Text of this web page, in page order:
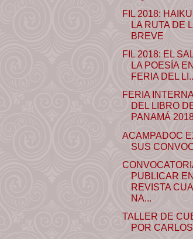
FIL 2018:
LA RUTA DE
BREVE
FIL 2018: EL
LA POESÍA
FERIA DEL
FERIA
DEL LIBRO
PANAMÁ
ACAMPADOC
SUS
PUBLICAR
REVISTA
NA...
TALLER DE
POR